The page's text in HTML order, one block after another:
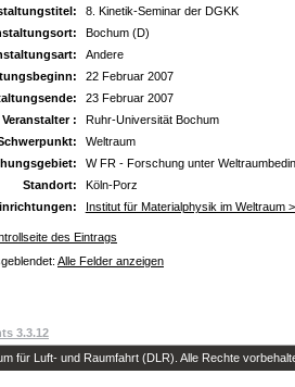
8. Kinetik-Seminar der DGKK
Bochum (D)
Andere
22 Februar 2007
23 Februar 2007
Veranstalter :
Ruhr-Universität Bochum
Weltraum
W FR - Forschung unter
Standort:
Köln-Porz
Institut für Materialphysik im Weltraum
des Eintrags
Alle Felder anzeigen
3.3.12
für Luft- und Raumfahrt (DLR). Alle Rechte